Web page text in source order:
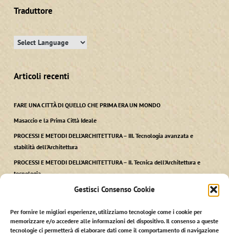
Gestisci Consenso Cookie
Per fornire le migliori esperienze, utilizziamo tecnologie come i cookie per
memorizzare e/o accedere alle informazioni del dispositivo. Il consenso a queste
tecnologie ci permetterà di elaborare dati come il comportamento di navigazione
Traduttore
Articoli recenti
FARE UNA CITTÀ DI QUELLO CHE PRIMA ERA UN MONDO
Masaccio e la Prima Città Ideale
PROCESSI E METODI DELL’ARCHITETTURA – III. Tecnologia avanzata e
stabilità dell’Architettura
PROCESSI E METODI DELL’ARCHITETTURA – II. Tecnica dell’Architettura e
tecnologia
PROCESSI E METODI DELL’ARCHITETTURA – I. Ars, Techne kai Polis